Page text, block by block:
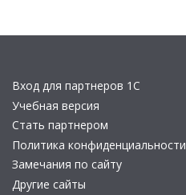
Вход для партнеров 1С
Учебная версия
Стать партнером
Политика конфиденциальности
Замечания по сайту
Другие сайты